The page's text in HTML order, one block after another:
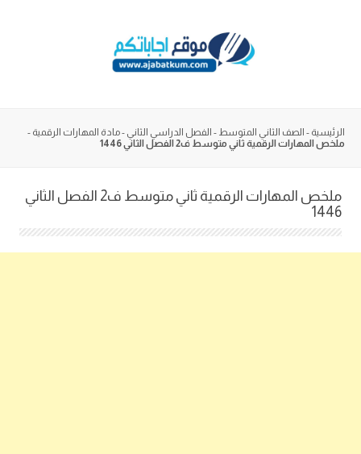
الرئيسية - الصف الثاني المتوسط - الفصل الدراسي الثاني -مادة المهارات الرقمية -
ملخص المهارات الرقمية ثاني متوسط ف2 الفصل الثاني 1446
ملخص المهارات الرقمية ثاني متوسط ف2 الفصل الثاني
1446